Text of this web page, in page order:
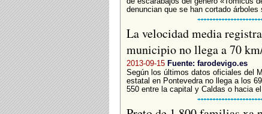
denuncian que se han cortado árboles
La velocidad media
municipio no llega a 70
2013-09-15 Fuente: farodevigo.es
Según los últimos datos oficiales del
estatal en Pontevedra no llega a los
550 entre la capital y Caldas o hacia el